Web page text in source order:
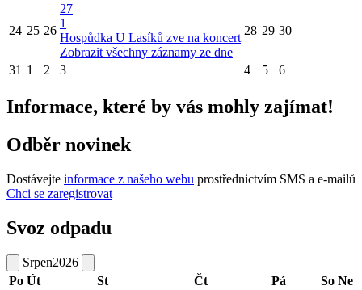
24 25 26
27
1
Hospůdka U Lasíků zve na koncert
Zobrazit všechny záznamy ze dne
28 29 30
31 1 2 3 4 5 6
Informace, které by vás mohly zajímat!
Odběr novinek
Dostávejte informace z našeho webu prostřednictvím SMS a e-mailů
Chci se zaregistrovat
Svoz odpadu
Srpen2026
Po Út St Čt Pá So Ne